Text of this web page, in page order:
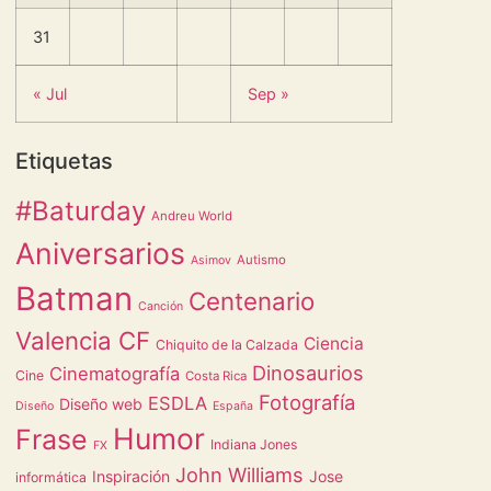
31
« Jul Sep »
Etiquetas
#Baturday Andreu World
Aniversarios Asimov Autismo
Batman Canción Centenario
Valencia CF Chiquito de la Calzada Ciencia
Cine Cinematografía Costa Rica Dinosaurios
Diseño Diseño web ESDLA España Fotografía
Frase FX Humor Indiana Jones
informática Inspiración John Williams Jose